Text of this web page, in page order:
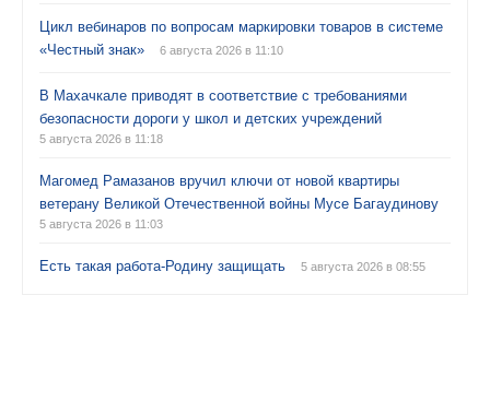
Цикл вебинаров по вопросам маркировки товаров в системе
«Честный знак»
6 августа 2026 в 11:10
В Махачкале приводят в соответствие с требованиями
безопасности дороги у школ и детских учреждений
5 августа 2026 в 11:18
Магомед Рамазанов вручил ключи от новой квартиры
ветерану Великой Отечественной войны Мусе Багаудинову
5 августа 2026 в 11:03
Есть такая работа-Родину защищать 5 августа 2026 в 08:55